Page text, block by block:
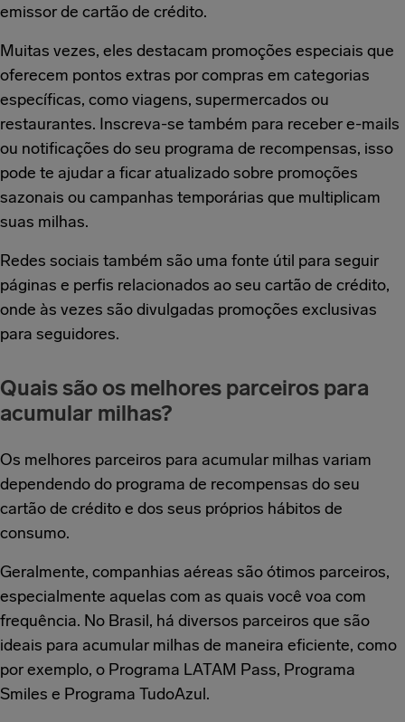
emissor de cartão de crédito.
Muitas vezes, eles destacam promoções especiais que
oferecem pontos extras por compras em categorias
específicas, como viagens, supermercados ou
restaurantes. Inscreva-se também para receber e-mails
ou notificações do seu programa de recompensas, isso
pode te ajudar a ficar atualizado sobre promoções
sazonais ou campanhas temporárias que multiplicam
suas milhas.
Redes sociais também são uma fonte útil para seguir
páginas e perfis relacionados ao seu cartão de crédito,
onde às vezes são divulgadas promoções exclusivas
para seguidores.
Quais são os melhores parceiros para
acumular milhas?
Os melhores parceiros para acumular milhas variam
dependendo do programa de recompensas do seu
cartão de crédito e dos seus próprios hábitos de
consumo.
Geralmente, companhias aéreas são ótimos parceiros,
especialmente aquelas com as quais você voa com
frequência. No Brasil, há diversos parceiros que são
ideais para acumular milhas de maneira eficiente, como
por exemplo, o Programa LATAM Pass, Programa
Smiles e Programa TudoAzul.